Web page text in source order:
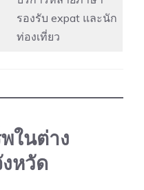
รองรับ expat และนัก
ท่องเที่ยว
ในต่าง
หวัด